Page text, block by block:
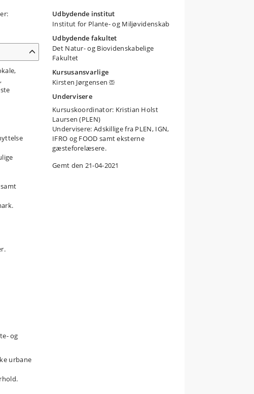
og
urbane
Udbydende institut
Institut for Plante- og Miljøvidenskab
Udbydende fakultet
Det Natur- og Biovidenskabelige
Fakultet
Kursusansvarlige
Kirsten Jørgensen
Undervisere
Kursuskoordinator: Kristian Holst
Laursen (PLEN)
Undervisere: Adskillige fra PLEN, IGN,
IFRO og FOOD samt eksterne
gæsteforelæsere.
Gemt den 21-04-2021